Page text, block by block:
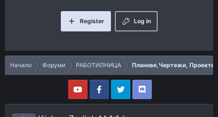
Log in
Register
Начало Форуми РАБОТИЛНИЦА Планове,Чертежи, Проекти